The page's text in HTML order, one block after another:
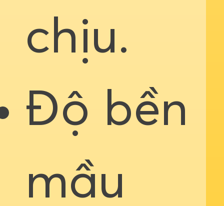
chịu.
Độ bền
mầu